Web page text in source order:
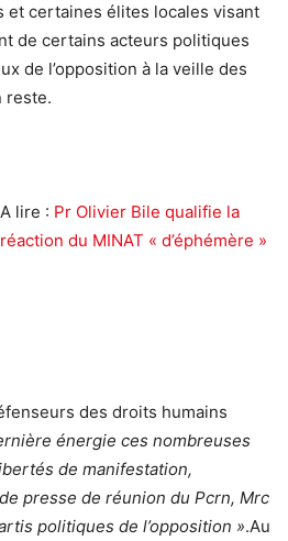
et certaines élites locales visant
de certains acteurs politiques
de l’opposition à la veille des
reste.
A lire : Pr Olivier Bile qualifie la
réaction du MINAT « d’éphémère »
des droits humains
énergie ces nombreuses
de manifestation,
presse de réunion du Pcrn, Mrc
politiques de l’opposition ».Au